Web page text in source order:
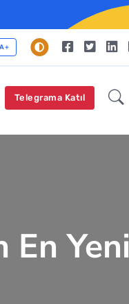
A+
Telegrama Katıl
En Yeni